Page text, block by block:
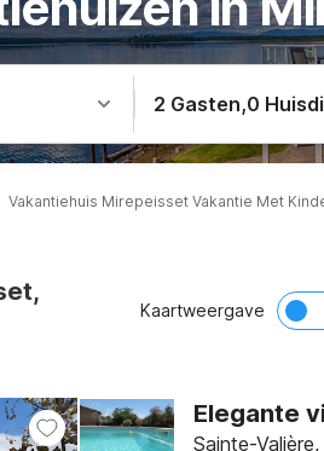
2 Gasten,0
Vakantiehuis Mirepeisset Vakantie Met
Kaartweergave
Elegante
Sainte-